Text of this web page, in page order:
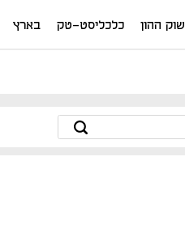
שוק ההון כלכליסט-טק בארץ